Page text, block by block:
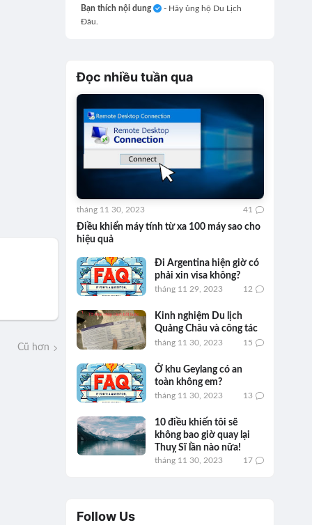
Cũ hơn
Bạn thích nội dung
- Hãy ủng hộ Du Lịch
Đâu.
Đọc nhiều tuần qua
Điều khiển máy tính từ xa 100 máy sao cho
hiệu quả
tháng 11 30, 2023 41
Đi Argentina hiện giờ có
phải xin visa không?
tháng 11 29, 2023 12
Kinh nghiệm Du lịch
Quảng Châu và công tác
tháng 11 30, 2023 15
Ở khu Geylang có an
toàn không em?
tháng 11 30, 2023 13
10 điều khiến tôi sẽ
không bao giờ quay lại
Thuỵ Sĩ lần nào nữa!
tháng 11 30, 2023 17
Follow Us